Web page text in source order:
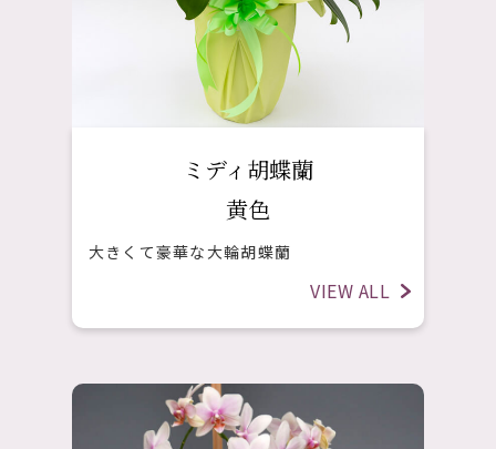
ミディ胡蝶蘭
黄色
大きくて豪華な大輪胡蝶蘭
VIEW ALL